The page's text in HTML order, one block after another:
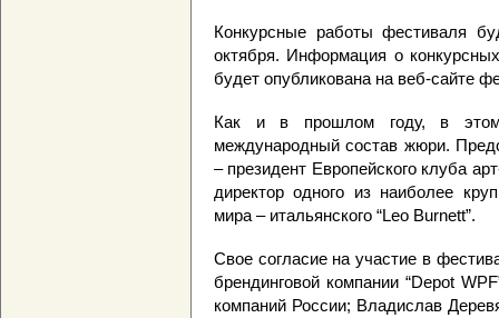
Конкурсные работы фестиваля
октября. Информация о
будет опубликована на веб-сайте
Как и в прошлом году, в этом
международный состав жюри.
– президент Европейского клуба
директор одного из наиболее
мира – итальянского “Leo Burnett”.
Свое согласие на участие в
брендинговой компании “Depot
компаний России; Владислав